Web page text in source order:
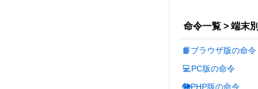
命令一覧 > 端末別
📙ブラウザ版の命令
💻PC版の命令
🐘PHP版の命令